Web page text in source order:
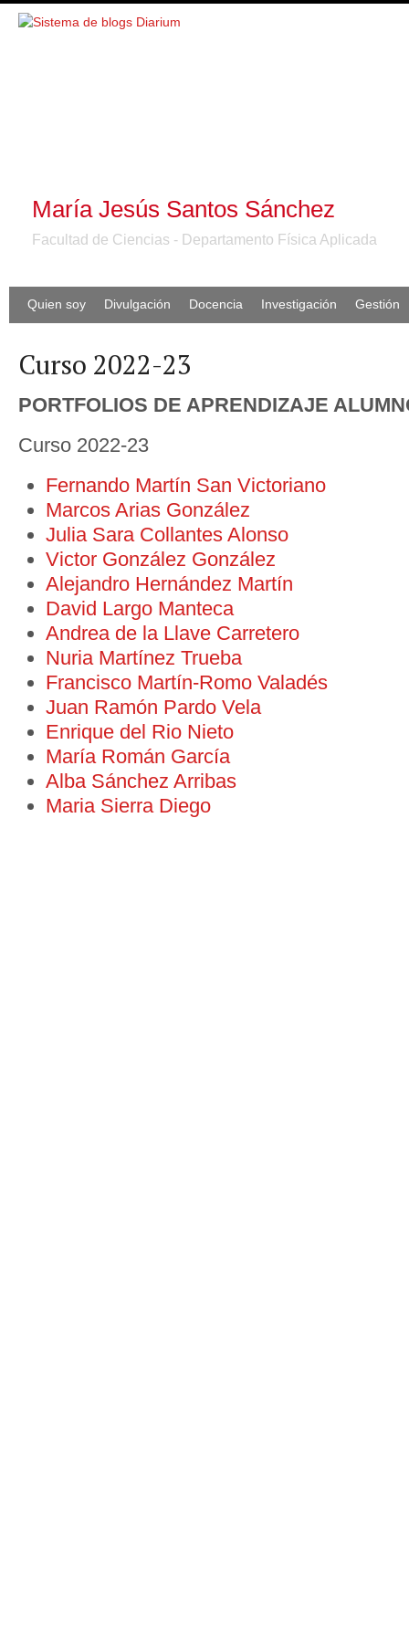
María Jesús Santos Sánchez
Facultad de Ciencias - Departamento Física Aplicada
Quien soy Divulgación Docencia Investigación Gestión
Curso 2022-23
PORTFOLIOS DE APRENDIZAJE
Curso 2022-23
Fernando Martín San Victoriano
Marcos Arias González
Julia Sara Collantes Alonso
Victor González González
Alejandro Hernández Martín
David Largo Manteca
Andrea de la Llave Carretero
Nuria Martínez Trueba
Francisco Martín-Romo Valadés
Juan Ramón Pardo Vela
Enrique del Rio Nieto
María Román García
Alba Sánchez Arribas
Maria Sierra Diego